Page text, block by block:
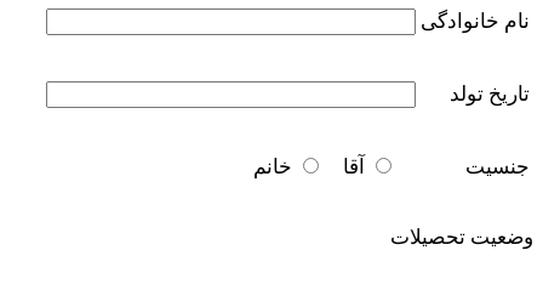
نام خانوادگی
تاریخ تولد
جنسیت آقا خانم
وضعیت تحصیلات